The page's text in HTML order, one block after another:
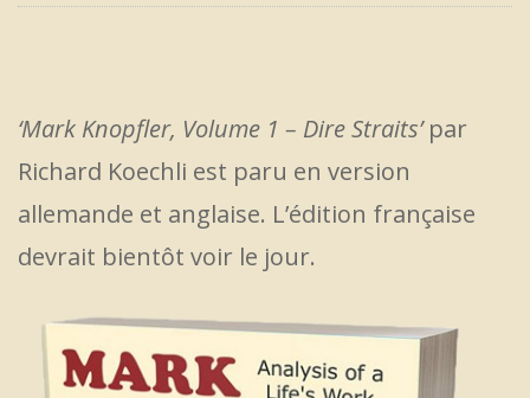
‘Mark Knopfler, Volume 1 – Dire Straits’par
Richard Koechli est paru en version
allemande et anglaise. L’édition française
devrait bientôt voir le jour.